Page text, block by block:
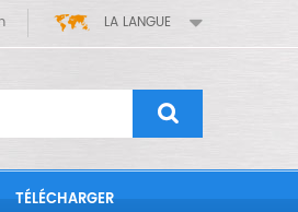
LA LANGUE
TÉLÉCHARGER